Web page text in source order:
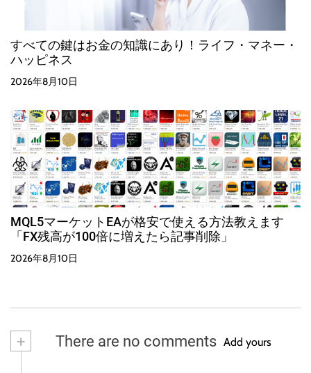
すべての鍵はお金の知識にあり！ライフ・マネー・
ハッピネス
2026年8月10日
MQL5マーケットEAが格安で使える方法教えます
「FX残高が100倍に増えたら記事削除」
2026年8月10日
+ There are no comments Add yours